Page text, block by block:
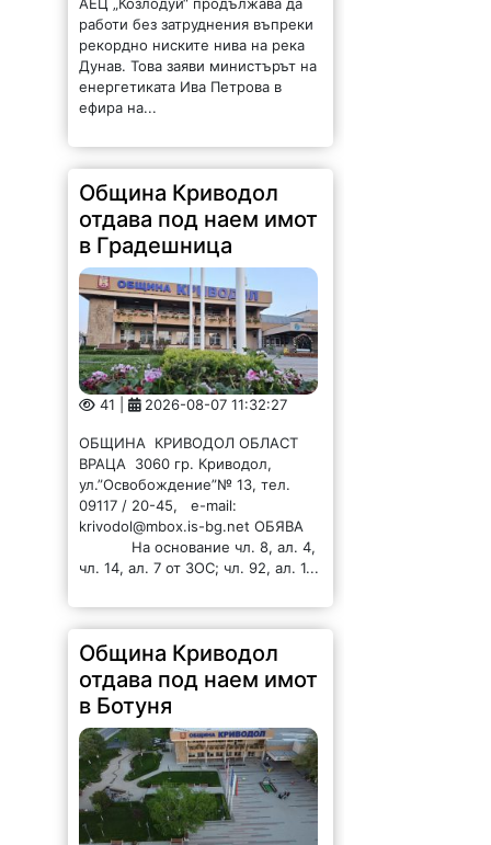
ефира на...
Община Криводол
отдава под наем имот
в Градешница
41 | 2026-08-07 11:32:27
ОБЩИНА КРИВОДОЛ ОБЛАСТ
ВРАЦА 3060 гр. Криводол,
ул.”Освобождение”№ 13, тел.
09117 / 20-45, e-mail:
На основание чл. 8, ал. 4,
чл. 14, ал. 7 от ЗОС; чл. 92, ал. 1...
Община Криводол
отдава под наем имот
в Ботуня
49 | 2026-08-07 11:30:54
ОБЩИНА КРИВОДОЛ ОБЛАСТ
ВРАЦА 3060 гр. Криводол, ул.